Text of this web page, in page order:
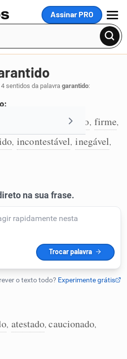
Assinar PRO
MENU
4 sentidos da palavra garantido:
tranquilo, firme,
, incontestável, inegável,
, atestado,caucionado,